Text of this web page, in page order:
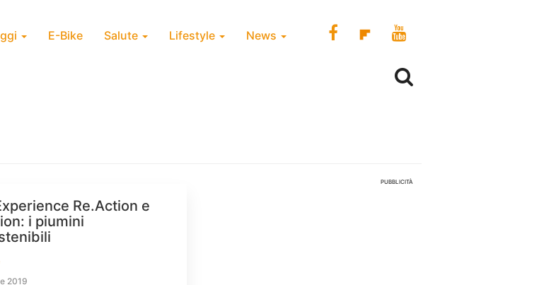
E-Bike Salute Lifestyle News
Re.Action e
i piumini
2019
PUBBLICITÀ